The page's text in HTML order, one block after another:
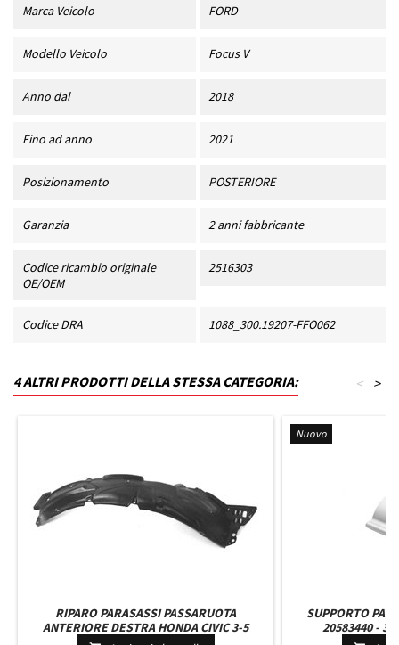
Marca Veicolo FORD
Modello Veicolo Focus V
Anno dal 2018
Fino ad anno 2021
Posizionamento POSTERIORE
Garanzia 2 anni fabbricante
Codice ricambio originale
OE/OEM
2516303
Codice DRA 1088_300.19207-FFO062
4 ALTRI PRODOTTI DELLA STESSA CATEGORIA: >
<
RIPARO PARASASSI PASSARUOTA
ANTERIORE DESTRA HONDA CIVIC 3-5
Nuovo
SUPPORTO
20583440 -